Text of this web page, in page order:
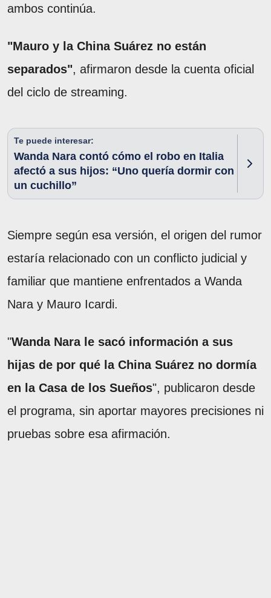
ambos continúa.
"Mauro y la China Suárez no están
separados", afirmaron desde la cuenta oficial
del ciclo de streaming.
Te puede interesar:
Wanda Nara contó cómo el robo en Italia
afectó a sus hijos: “Uno quería dormir con
un cuchillo”
Siempre según esa versión, el origen del rumor
estaría relacionado con un conflicto judicial y
familiar que mantiene enfrentados a Wanda
Nara y Mauro Icardi.
"Wanda Nara le sacó información a sus
hijas de por qué la China Suárez no dormía
en la Casa de los Sueños", publicaron desde
el programa, sin aportar mayores precisiones ni
pruebas sobre esa afirmación.